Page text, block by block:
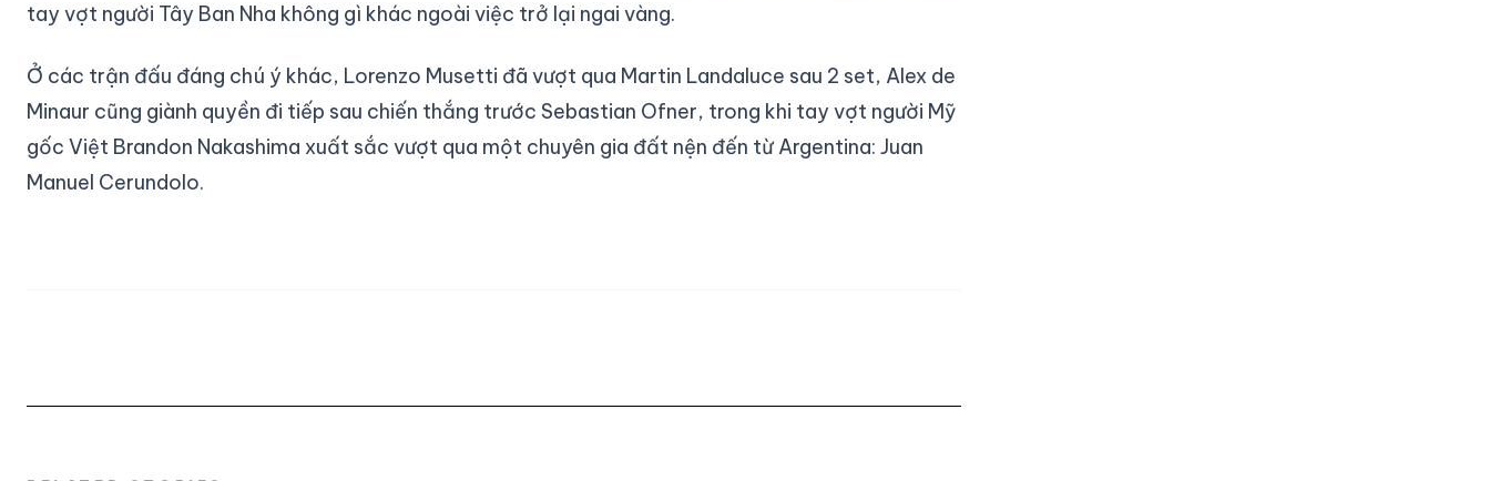
tay vợt người Tây Ban Nha không gì khác ngoài việc trở lại ngai vàng.
Ở các trận đấu đáng chú ý khác, Lorenzo Musetti đã vượt qua Martin Landaluce sau 2 set, Alex de
Minaur cũng giành quyền đi tiếp sau chiến thắng trước Sebastian Ofner, trong khi tay vợt người Mỹ
gốc Việt Brandon Nakashima xuất sắc vượt qua một chuyên gia đất nện đến từ Argentina: Juan
Manuel Cerundolo.